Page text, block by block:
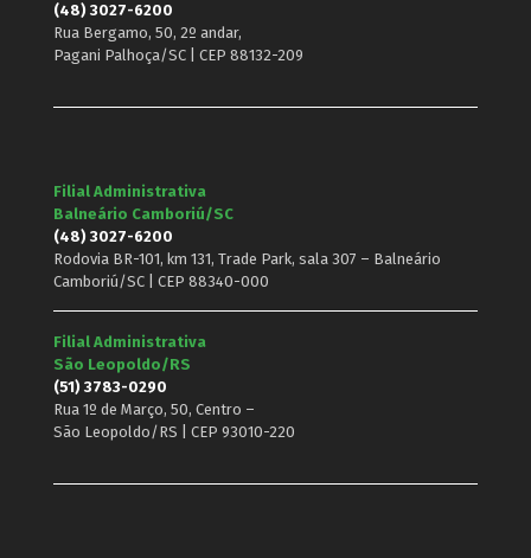
(48) 3027-6200
Rua Bergamo, 50, 2º andar,
Pagani Palhoça/SC | CEP 88132-209
Filial Administrativa
Balneário Camboriú/SC
(48) 3027-6200
Rodovia BR-101, km 131, Trade Park, sala 307 – Balneário
Camboriú/SC | CEP 88340-000
Filial Administrativa
São Leopoldo/RS
(51) 3783-0290
Rua 1º de Março, 50, Centro –
São Leopoldo/RS | CEP 93010-220